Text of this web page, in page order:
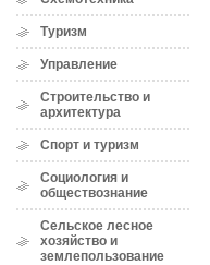
Туризм
Управление
Строительство и
архитектура
Спорт и туризм
Социология и
обществознание
Сельское лесное
хозяйство и
землепользование